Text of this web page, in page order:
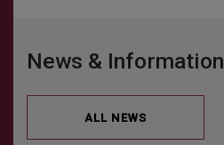
News & Information
ALL NEWS
to the use
of my